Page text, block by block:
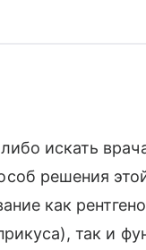
искать
решения
как
так и